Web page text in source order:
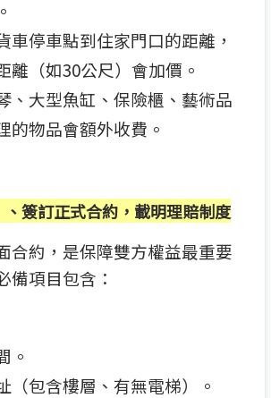
車停車點到住家門口的距離，
離（如30公尺）會加價。
、大型魚缸、保險櫃、藝術品
的物品會額外收費。
、簽訂正式合約，載明理賠制度
合約，是保障雙方權益最重要
備項目包含：
。
（包含樓層、有無電梯）。